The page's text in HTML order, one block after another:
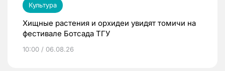
Культура
Хищные растения и орхидеи увидят томичи на
фестивале Ботсада ТГУ
10:00 / 06.08.26